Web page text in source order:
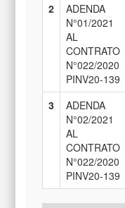
2
ADENDA
N°01/2021
AL
CONTRATO
N°022/2020
PINV20-139
3
ADENDA
N°02/2021
AL
CONTRATO
N°022/2020
PINV20-139